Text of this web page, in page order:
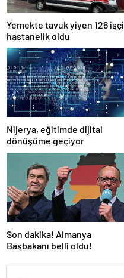
Yemekte tavuk yiyen 126 işçi
hastanelik oldu
Nijerya, eğitimde dijital
dönüşüme geçiyor
Son dakika! Almanya
Başbakanı belli oldu!